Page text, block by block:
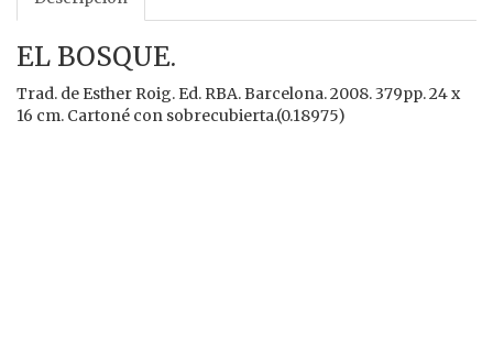
EL BOSQUE.
Trad. de Esther Roig. Ed. RBA. Barcelona. 2008. 379pp. 24 x
16 cm. Cartoné con sobrecubierta.(0.18975)